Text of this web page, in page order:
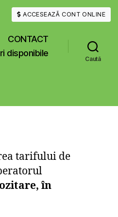
ACCESEAZĂ CONT ONLINE
CONTACT
disponibile
Caută
tarifului de
în